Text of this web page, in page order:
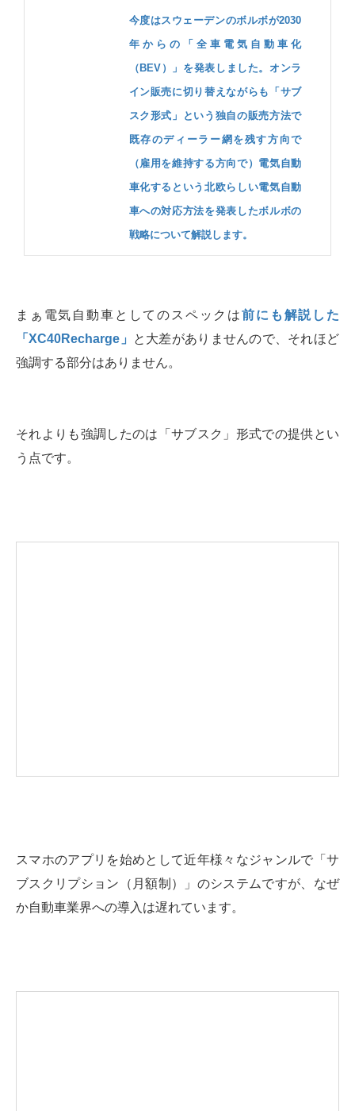
今度はスウェーデンのボルボが2030
年からの「全車電気自動車化
（BEV）」を発表しました。オンラ
イン販売に切り替えながらも「サブ
スク形式」という独自の販売方法で
既存のディーラー網を残す方向で
（雇用を維持する方向で）電気自動
車化するという北欧らしい電気自動
車への対応方法を発表したボルボの
戦略について解説します。
まぁ電気自動車としてのスペックは前にも解説した
「XC40Recharge」
と大差がありませんので、それほど
強調する部分はありません。
それよりも強調したのは「サブスク」形式での提供とい
う点です。
スマホのアプリを始めとして近年様々なジャンルで「サ
ブスクリプション（月額制）」のシステムですが、なぜ
か自動車業界への導入は遅れています。